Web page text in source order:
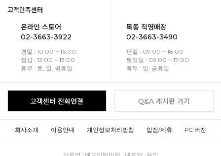
고객만족센터
온라인 스토어
02-3663-3922
평일 : 10:00 ~ 16:00
점심 : 12:00 ~ 13:00
휴무 : 토, 일, 공휴일
목동 직영매장
02-3663-3490
평일 : 09:00 ~ 18:00
토요일 : 09:00 ~ 17:00
휴무 : 일, 공휴일
고객센터 전화연결 Q&A 게시판 가기
회사소개 이용안내 개인정보처리방침 입점/제휴 PC 버전